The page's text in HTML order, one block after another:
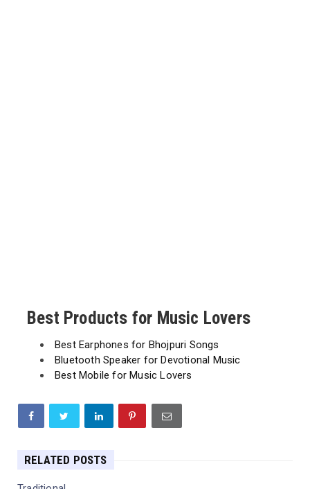
Best Products for Music Lovers
Best Earphones for Bhojpuri Songs
Bluetooth Speaker for Devotional Music
Best Mobile for Music Lovers
RELATED POSTS